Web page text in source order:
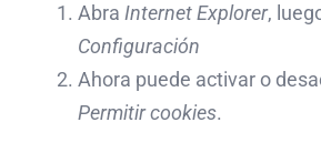
Abra Internet Explorer,
Configuración
Ahora puede activar o
Permitir cookies.